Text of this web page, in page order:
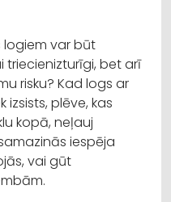
logiem var būt
triecienizturīgi, bet arī
risku? Kad logs ar
izsists, plēve, kas
kopā, neļauj
iespēja
vai gūt